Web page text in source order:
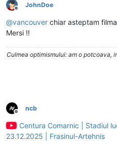
Deconectat
JohnDoe
@vancouver chiar asteptam
Mersi !!
Culmea optimismului: am o potcoava,
Deconectat
ncb
Centura Comarnic | Stadiul
23.12.2025 | Frasinul-Artehnis